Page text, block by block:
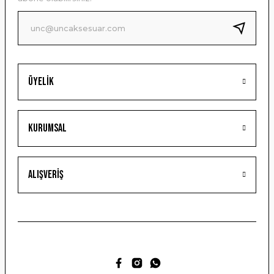
Ürün fiyatı diğer sitelerden daha pahalı.
Bu ürüne benzer farklı alternatifler olmalı.
Gönder
Üyelik
Kurumsal
Alışveriş